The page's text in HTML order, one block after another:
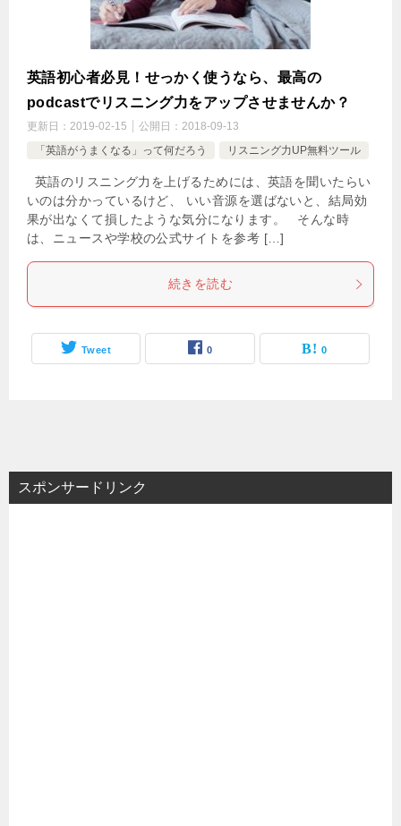
英語初心者必見！せっかく使うなら、最高の
podcastでリスニング力をアップさせませんか？
更新日： 2019-02-15 公開日： 2018-09-13
「英語がうまくなる」って何だろう
リスニング力UP無料ツール
英語のリスニング力を上げるためには、英語を聞いたらい
いのは分かっているけど、 いい音源を選ばないと、結局効
果が出なくて損したような気分になります。 そんな時
は、ニュースや学校の公式サイトを参考 […]
続きを読む
Tweet 0 0
スポンサードリンク